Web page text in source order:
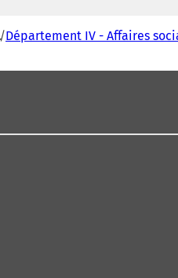
Département IV - Affaires